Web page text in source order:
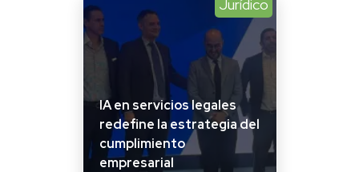
Jurídico
IA en servicios legales
redefine la estrategia del
cumplimiento
empresarial